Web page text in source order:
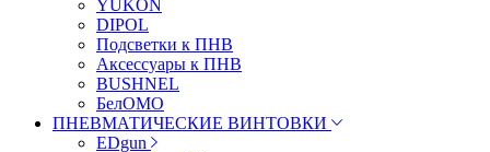
YUKON
DIPOL
Подсветки к ПНВ
Аксессуары к ПНВ
BUSHNEL
БелОМО
ПНЕВМАТИЧЕСКИЕ ВИНТОВКИ
EDgun